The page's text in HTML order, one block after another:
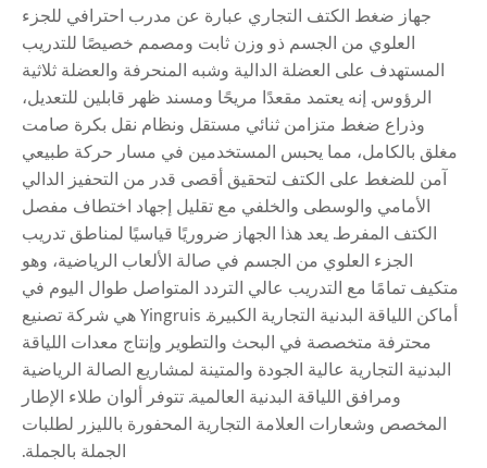
جهاز ضغط الكتف التجاري عبارة عن مدرب احترافي للجزء
العلوي من الجسم ذو وزن ثابت ومصمم خصيصًا للتدريب
المستهدف على العضلة الدالية وشبه المنحرفة والعضلة ثلاثية
الرؤوس. إنه يعتمد مقعدًا مريحًا ومسند ظهر قابلين للتعديل،
وذراع ضغط متزامن ثنائي مستقل ونظام نقل بكرة صامت
مغلق بالكامل، مما يحبس المستخدمين في مسار حركة طبيعي
آمن للضغط على الكتف لتحقيق أقصى قدر من التحفيز الدالي
الأمامي والوسطى والخلفي مع تقليل إجهاد اختطاف مفصل
الكتف المفرط. يعد هذا الجهاز ضروريًا قياسيًا لمناطق تدريب
الجزء العلوي من الجسم في صالة الألعاب الرياضية، وهو
متكيف تمامًا مع التدريب عالي التردد المتواصل طوال اليوم في
أماكن اللياقة البدنية التجارية الكبيرة. Yingruis هي شركة تصنيع
محترفة متخصصة في البحث والتطوير وإنتاج معدات اللياقة
البدنية التجارية عالية الجودة والمتينة لمشاريع الصالة الرياضية
ومرافق اللياقة البدنية العالمية. تتوفر ألوان طلاء الإطار
المخصص وشعارات العلامة التجارية المحفورة بالليزر لطلبات
الجملة بالجملة.